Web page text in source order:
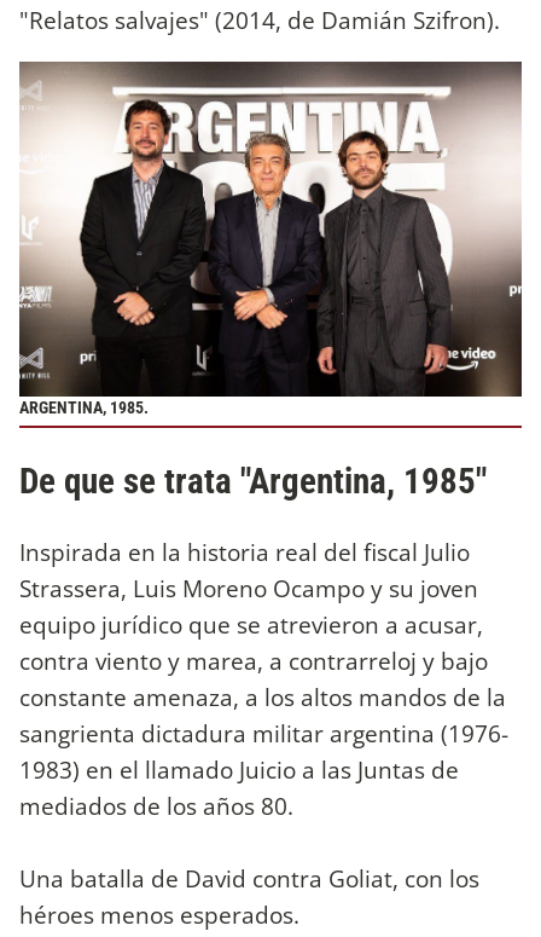
"Relatos salvajes" (2014, de Damián Szifron).
ARGENTINA, 1985.
De que se trata "Argentina, 1985"
Inspirada en la historia real del fiscal Julio
Strassera, Luis Moreno Ocampo y su joven
equipo jurídico que se atrevieron a acusar,
contra viento y marea, a contrarreloj y bajo
constante amenaza, a los altos mandos de la
sangrienta dictadura militar argentina (1976-
1983) en el llamado Juicio a las Juntas de
mediados de los años 80.
Una batalla de David contra Goliat, con los
héroes menos esperados.